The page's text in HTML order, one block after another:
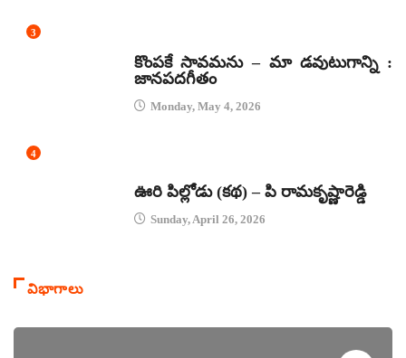
3
కొంపకే సావమను – మా డవుటుగాన్ని :
జానపదగీతం
Monday, May 4, 2026
4
ఊరి పిల్లోడు (కథ) – పి రామకృష్ణారెడ్డి
Sunday, April 26, 2026
విభాగాలు